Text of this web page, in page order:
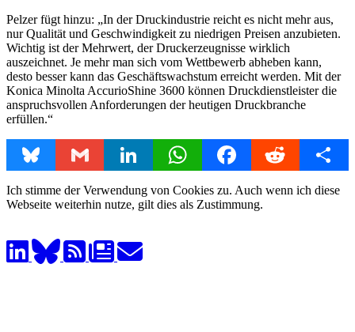
Pelzer fügt hinzu: „In der Druckindustrie reicht es nicht mehr aus,
nur Qualität und Geschwindigkeit zu niedrigen Preisen anzubieten.
Wichtig ist der Mehrwert, der Druckerzeugnisse wirklich
auszeichnet. Je mehr man sich vom Wettbewerb abheben kann,
desto besser kann das Geschäftswachstum erreicht werden. Mit der
Konica Minolta AccurioShine 3600 können Druckdienstleister die
anspruchsvollen Anforderungen der heutigen Druckbranche
erfüllen.“
Bluesky Gmail LinkedIn WhatsAppFacebookReddit Share
Ich stimme der Verwendung von Cookies zu. Auch wenn ich diese
Webseite weiterhin nutze, gilt dies als Zustimmung.